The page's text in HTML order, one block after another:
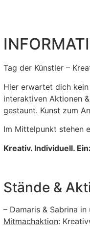
Tag der Künstler –
Hier erwartet dich
interaktiven Aktionen
gestaunt. Kunst zum
Im Mittelpunkt stehen
Kreativ. Individuell.
Stände &
– Damaris & Sabrina
Mitmachaktion: